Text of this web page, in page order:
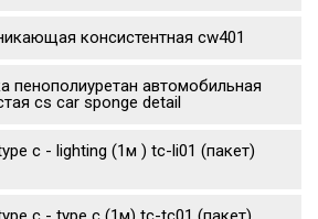
консистентная cw401
пенополиуретан автомобильная
cs car sponge detail
c - lighting (1м ) tc-li01 (пакет)